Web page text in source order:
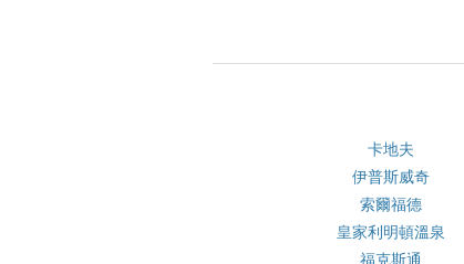
卡地夫
伊普斯威奇
索爾福德
皇家利明頓溫泉
福克斯通